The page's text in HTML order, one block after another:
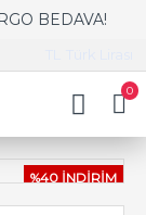
BEDAVA!
0
%40 İNDİRİM